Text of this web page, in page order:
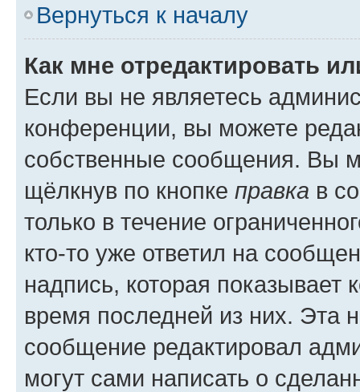
Вернуться к началу
Как мне отредактировать
Если вы не являетесь
конференции, вы можете
собственные сообщения. Вы
щёлкнув по кнопке правка в
только в течение
кто-то уже ответил на
надпись, которая показывает
время последней из них. Эта
сообщение редактировал
могут сами написать о